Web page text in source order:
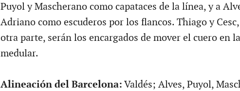
Puyol y Mascherano como capataces de la línea, y a
Adriano como escuderos por los flancos. Thiago y
otra parte, serán los encargados de mover el cuero en la
medular.
Alineación del Barcelona: Valdés; Alves, Puyol,